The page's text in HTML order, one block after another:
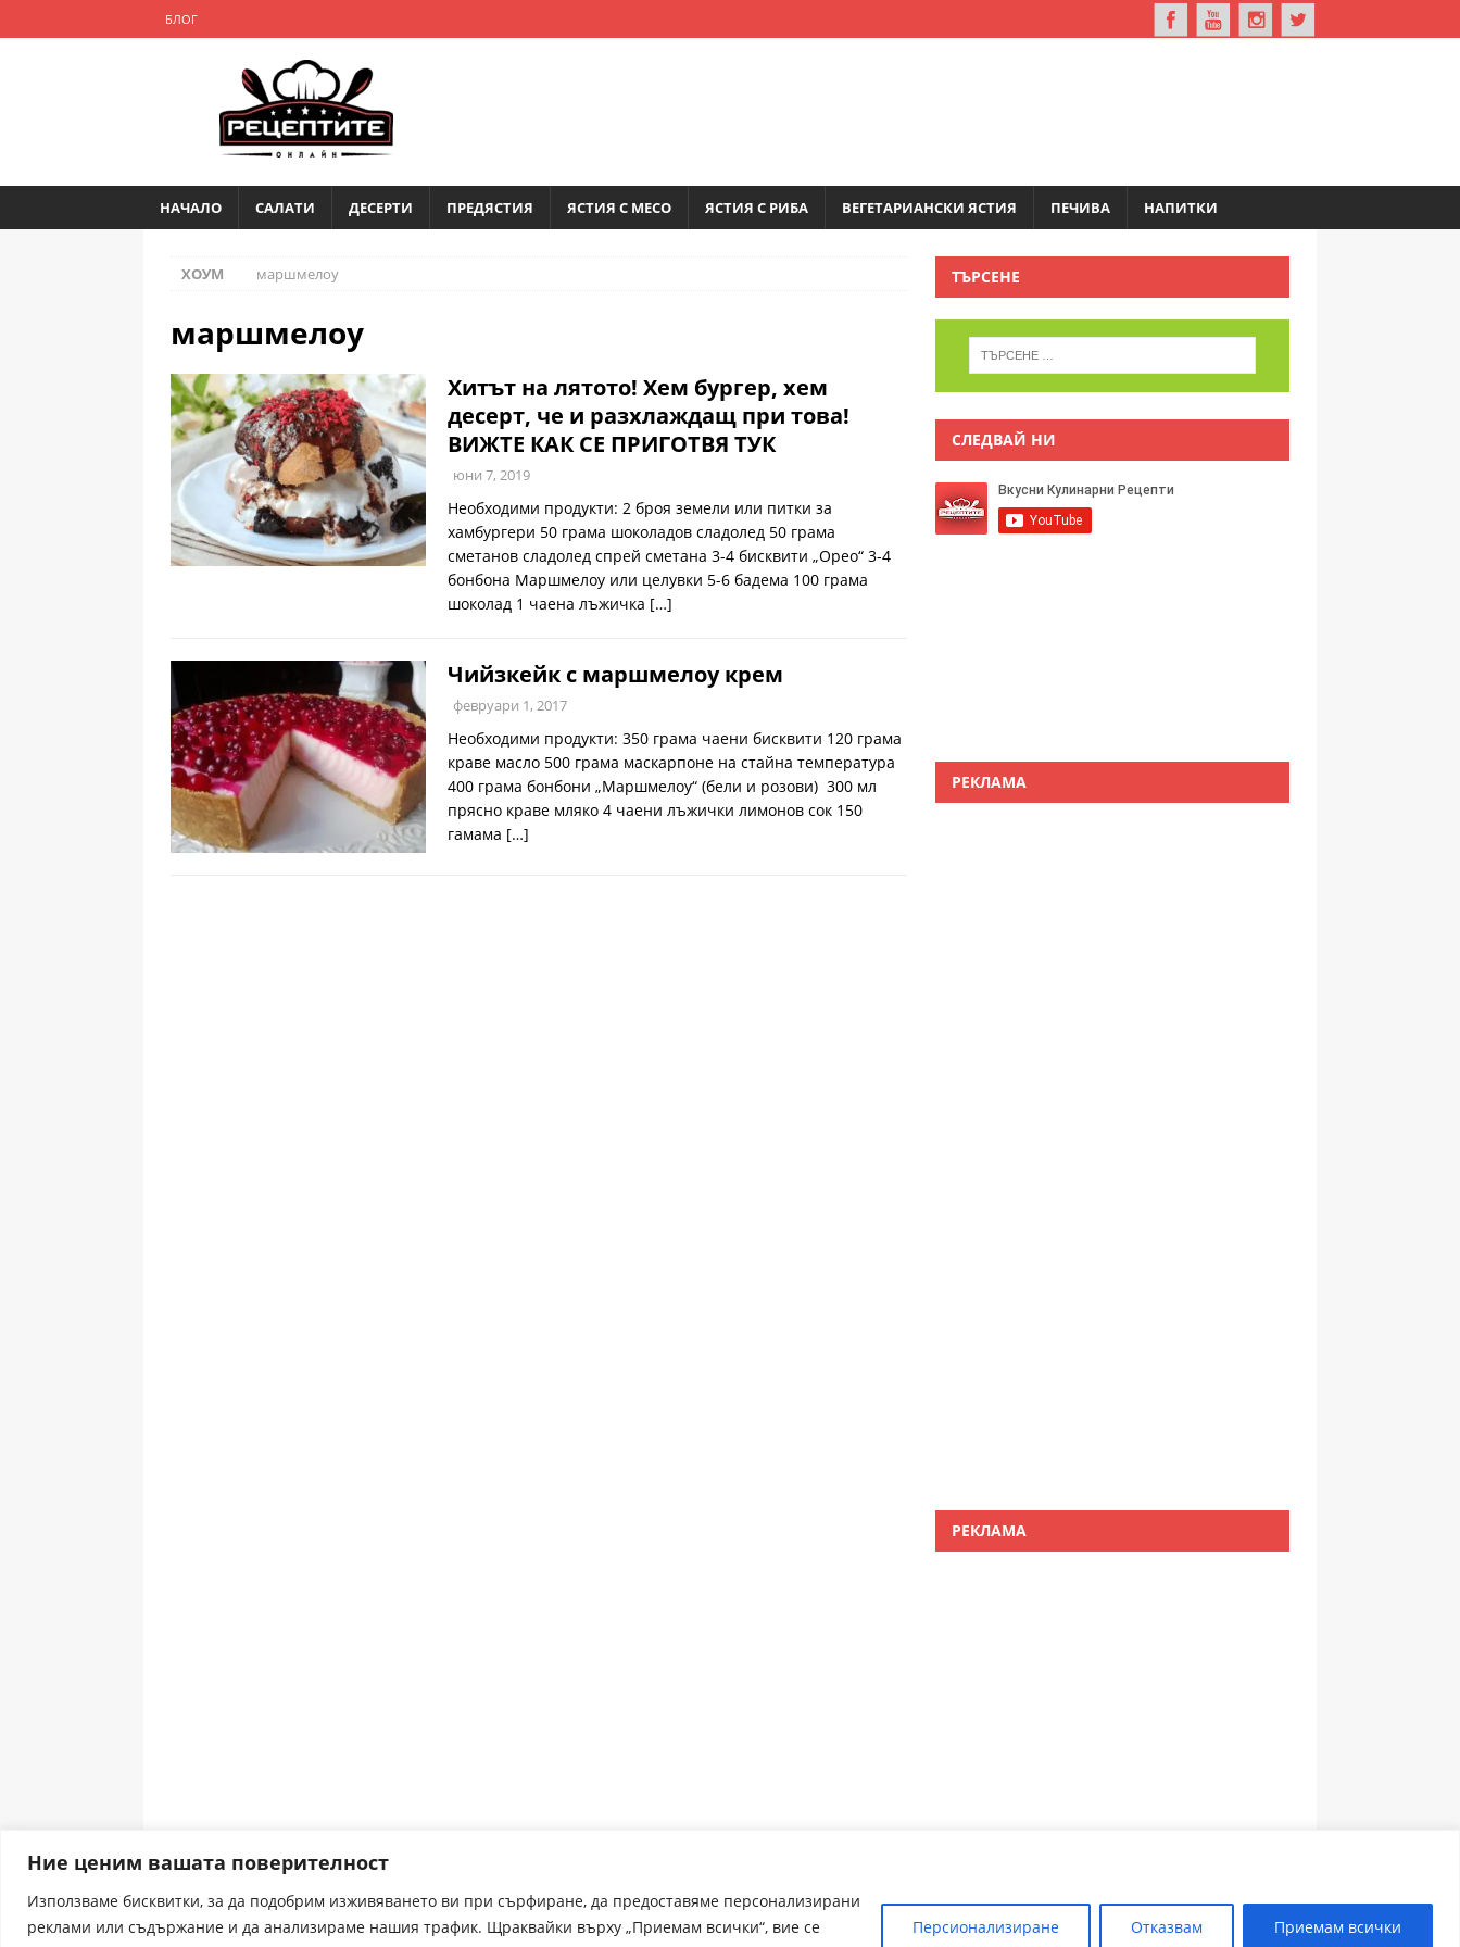
Ние ценим вашата поверителност
Използваме бисквитки, за да подобрим изживяването ви при сърфиране, да предоставяме персонализирани
реклами или съдържание и да анализираме нашия трафик. Щраквайки върху „Приемам всички“, вие се
Персионализиране Отказвам Приемам всички
БЛОГ
НАЧАЛО САЛАТИ ДЕСЕРТИ ПРЕДЯСТИЯ ЯСТИЯ С МЕСО ЯСТИЯ С РИБА ВЕГЕТАРИАНСКИ ЯСТИЯ ПЕЧИВА НАПИТКИ
ХОУМ маршмелоу
маршмелоу
Хитът на лятото! Хем бургер, хем
десерт, че и разхлаждащ при това!
ВИЖТЕ КАК СЕ ПРИГОТВЯ ТУК
юни 7, 2019
Необходими продукти: 2 броя земeли или питки за
хамбургери 50 грама шоколадов сладолед 50 грама
сметанов сладолед спрей сметана 3-4 бисквити „Орео“ 3-4
бонбона Маршмелоу или целувки 5-6 бадема 100 грама
шоколад 1 чаена лъжичка […]
Чийзкейк с маршмелоу крем
февруари 1, 2017
Необходими продукти: 350 грама чаени бисквити 120 грама
краве масло 500 грама маскарпоне на стайна температура
400 грама бонбони „Маршмелоу“ (бели и розови) 300 мл
прясно краве мляко 4 чаени лъжички лимонов сок 150
гамама […]
ТЪРСЕНЕ
СЛЕДВАЙ НИ
РЕКЛАМА
РЕКЛАМА
ЗЪБОЛЕКАР ПЛОВДИВ